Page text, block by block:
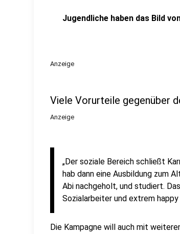
Jugendliche haben das Bild
Anzeige
Viele Vorurteile gegenüber
Anzeige
„Der soziale Bereich schließt
hab dann eine Ausbildung zum
Abi nachgeholt, und studiert.
Sozialarbeiter und extrem happy
Die Kampagne will auch mit